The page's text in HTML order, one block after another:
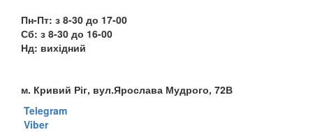
Пн-Пт: з 8-30 до 17-00
Сб: з 8-30 до 16-00
Нд: вихідний
м. Кривий Ріг, вул.Ярослава Мудрого, 72В
Telegram
Viber